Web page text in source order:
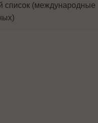
список (международные